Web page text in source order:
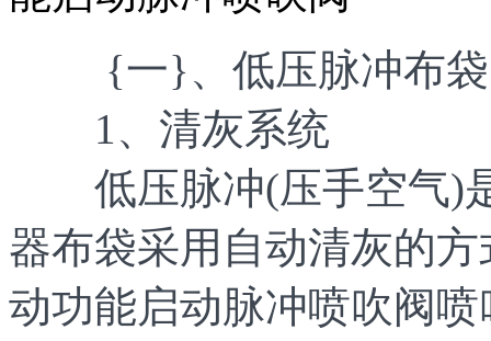
{一}、低压脉冲布袋
1、清灰系统
低压脉冲(压手空气)
器布袋采用自动清灰的
动功能启动脉冲喷吹阀